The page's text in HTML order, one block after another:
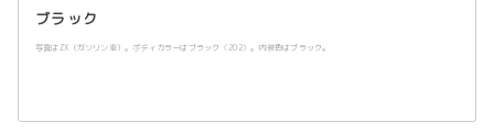
ブラック
写真はZX（ガソリン車）。ボディカラーはブラック〈202〉。内装色はブラック。